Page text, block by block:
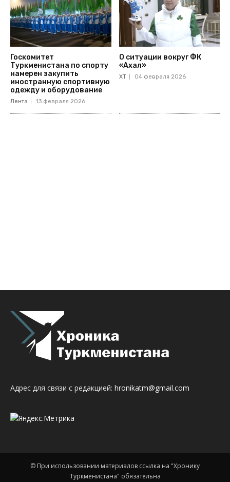
Адрес для связи с редакцией: hronikatm@gmail.com
© При использовании материалов ссылка на "Хронику
Туркменистана" обязательна